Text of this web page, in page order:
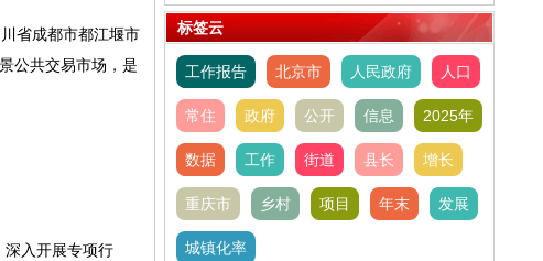
省成都市都江堰市
公共交易市场，是
深入开展专项行
作计划
标签云
工作报告 北京市 人民政府 人口
常住 政府 公开 信息 2025年
数据 工作 街道 县长 增长
重庆市 乡村 项目 年末 发展
城镇化率